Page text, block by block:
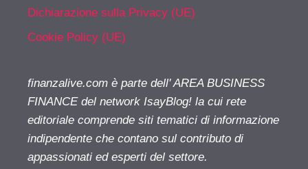
Dichiarazione sulla Privacy (UE)
Cookie Policy (UE)
finanzalive.com è parte dell' AREA BUSINESS
FINANCE del network IsayBlog! la cui rete
editoriale comprende siti tematici di informazione
indipendente che contano sul contributo di
appassionati ed esperti del settore.